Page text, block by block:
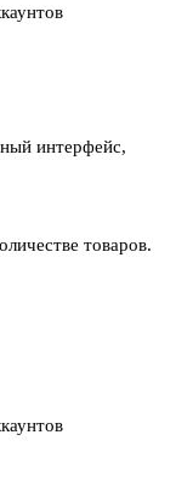
интерфейс,
товаров.